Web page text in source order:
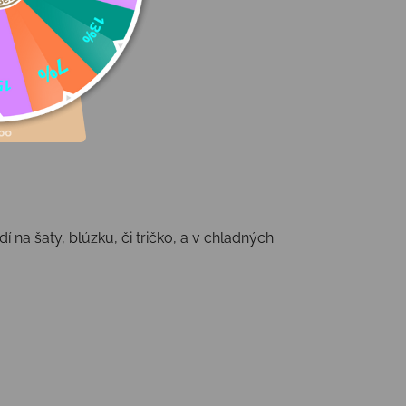
na šaty, blúzku, či tričko, a v chladných